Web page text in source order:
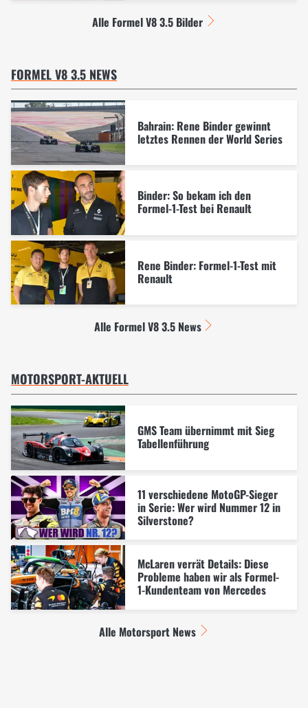
Alle Formel V8 3.5 Bilder
FORMEL V8 3.5 NEWS
Bahrain: Rene Binder gewinnt
letztes Rennen der World Series
Binder: So bekam ich den
Formel-1-Test bei Renault
Rene Binder: Formel-1-Test mit
Renault
Alle Formel V8 3.5 News
MOTORSPORT-AKTUELL
GMS Team übernimmt mit Sieg
Tabellenführung
11 verschiedene MotoGP-Sieger
in Serie: Wer wird Nummer 12 in
Silverstone?
McLaren verrät Details: Diese
Probleme haben wir als Formel-
1-Kundenteam von Mercedes
Alle Motorsport News